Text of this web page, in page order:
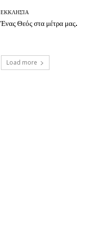
ΕΚΚΛΗΣΊΑ
Ένας Θεός στα μέτρα μας.
Load more